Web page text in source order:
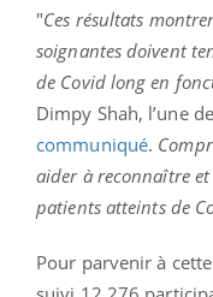
"Ces résultats
soignantes doivent
de Covid long en
Dimpy Shah, l’une
communiqué.
aider à reconnaître
patients atteints de
Pour parvenir à